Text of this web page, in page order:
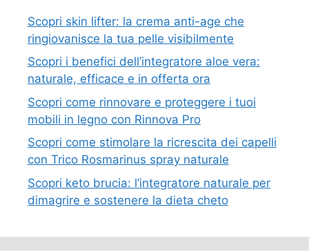
Scopri skin lifter: la crema anti-age che
ringiovanisce la tua pelle visibilmente
Scopri i benefici dell’integratore aloe vera:
naturale, efficace e in offerta ora
Scopri come rinnovare e proteggere i tuoi
mobili in legno con Rinnova Pro
Scopri come stimolare la ricrescita dei capelli
con Trico Rosmarinus spray naturale
Scopri keto brucia: l’integratore naturale per
dimagrire e sostenere la dieta cheto